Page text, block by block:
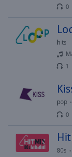
Opacity
Caption
0
hits
1
pop
0
80s